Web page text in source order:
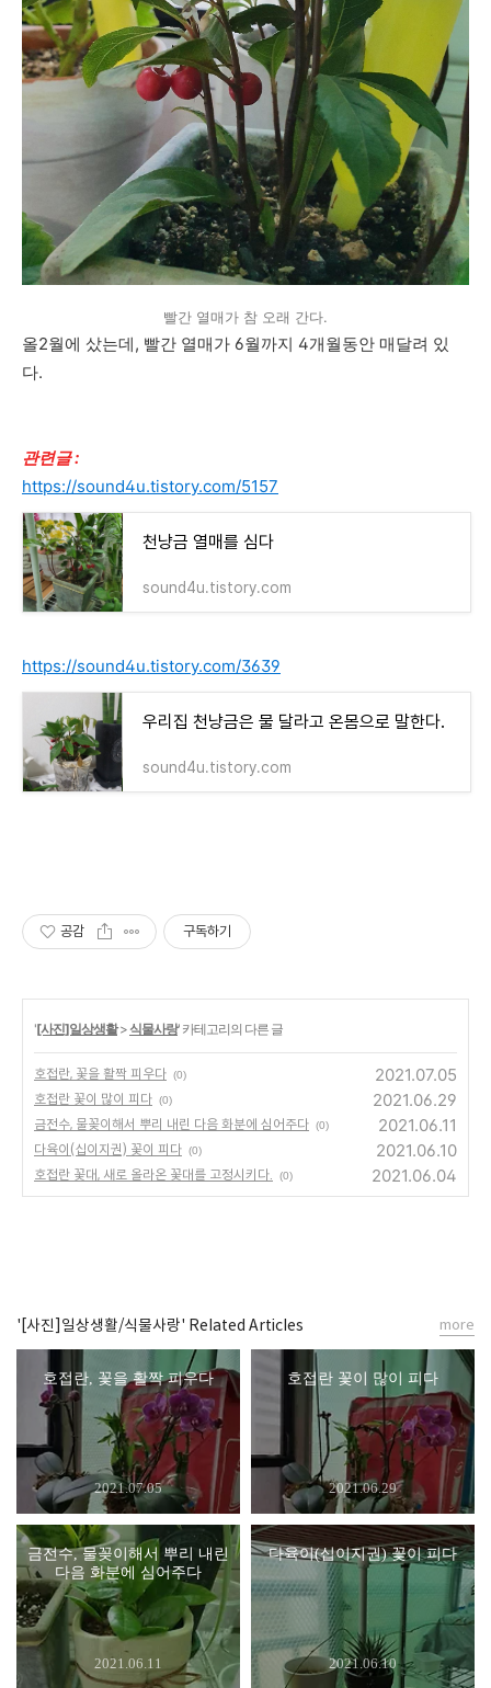
빨간 열매가 참 오래 간다.
올2월에 샀는데, 빨간 열매가 6월까지 4개월동안 매달려 있
다.
관련글 :
https://sound4u.tistory.com/5157
천냥금 열매를 심다
sound4u.tistory.com
https://sound4u.tistory.com/3639
우리집 천냥금은 물 달라고 온몸으로 말한다.
sound4u.tistory.com
공감 구독하기
'[사진]일상생활> 식물사랑' 카테고리의 다른 글
호접란, 꽃을 활짝 피우다 (0) 2021.07.05
호접란 꽃이 많이 피다 (0) 2021.06.29
금전수, 물꽂이해서 뿌리 내린 다음 화분에 심어주다 (0) 2021.06.11
다육이(십이지권) 꽃이 피다 (0) 2021.06.10
호접란 꽃대, 새로 올라온 꽃대를 고정시키다. (0) 2021.06.04
'[사진]일상생활/식물사랑' Related Articles
호접란, 꽃을 활짝 피우다
2021.07.05
호접란 꽃이 많이 피다
2021.06.29
금전수, 물꽂이해서 뿌리 내린
다음 화분에 심어주다
2021.06.11
다육이(십이지권) 꽃이 피다
2021.06.10
more